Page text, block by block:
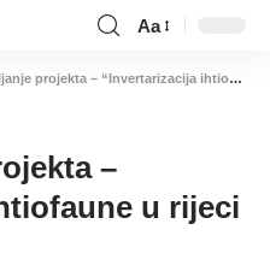
Aa
projekta – “Invertarizacija ihtiofaune u rijeci Buni“
–
u rijeci